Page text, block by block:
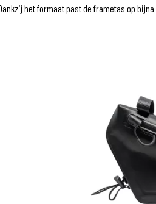
het formaat past de frametas op bijna